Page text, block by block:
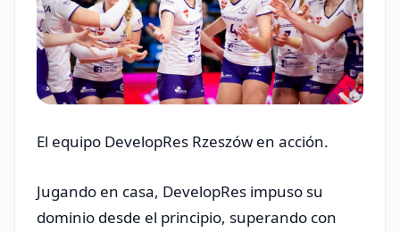
El equipo DevelopRes Rzeszów en acción.
Jugando en casa, DevelopRes impuso su
dominio desde el principio, superando con